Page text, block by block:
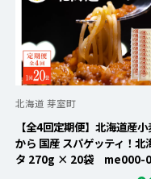
北海道 芽室町
【全4回定期便】北海道産
から 国産 スパゲッティ！北
タ 270g × 20袋 me000-